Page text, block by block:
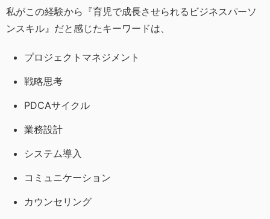
私がこの経験から『育児で成長させられるビジネスパーソ
ンスキル』だと感じたキーワードは、
プロジェクトマネジメント
戦略思考
PDCAサイクル
業務設計
システム導入
コミュニケーション
カウンセリング